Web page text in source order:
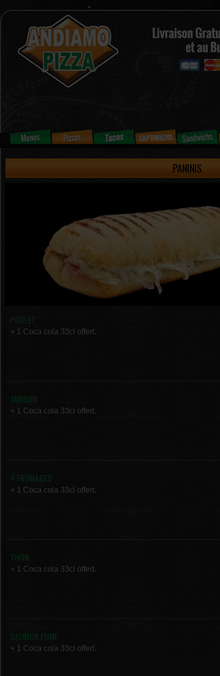
PANINIS
POULET
+ 1 Coca cola 33cl offert.
JAMBON
+ 1 Coca cola 33cl offert.
4 FROMAGES
+ 1 Coca cola 33cl offert.
THON
+ 1 Coca cola 33cl offert.
SAUMON FUME
+ 1 Coca cola 33cl offert.